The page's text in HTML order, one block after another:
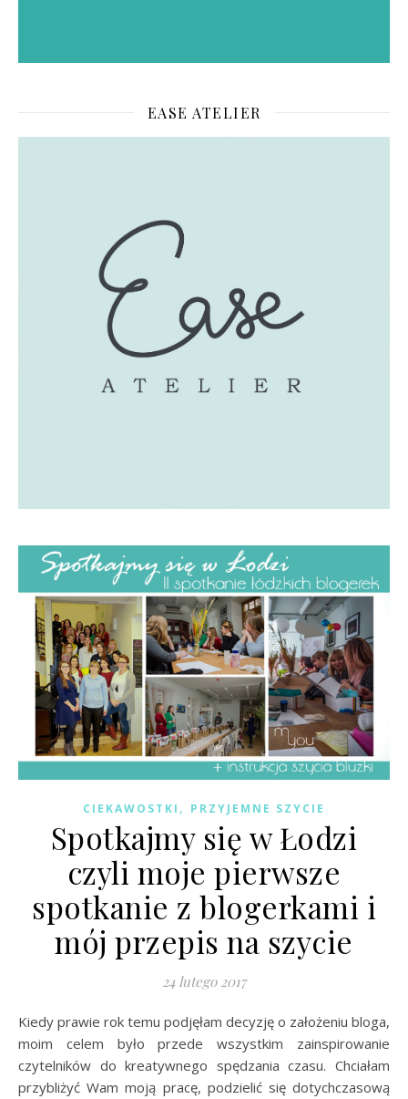
EASE ATELIER
CIEKAWOSTKI , PRZYJEMNE SZYCIE
Spotkajmy się w Łodzi
czyli moje pierwsze
spotkanie z blogerkami i
mój przepis na szycie
24 lutego 2017
Kiedy prawie rok temu podjęłam decyzję o założeniu bloga,
moim celem było przede wszystkim zainspirowanie
czytelników do kreatywnego spędzania czasu. Chciałam
przybliżyć Wam moją pracę, podzielić się dotychczasową